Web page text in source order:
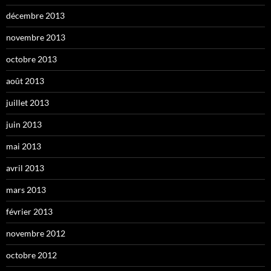
décembre 2013
novembre 2013
octobre 2013
août 2013
juillet 2013
juin 2013
mai 2013
avril 2013
mars 2013
février 2013
novembre 2012
octobre 2012